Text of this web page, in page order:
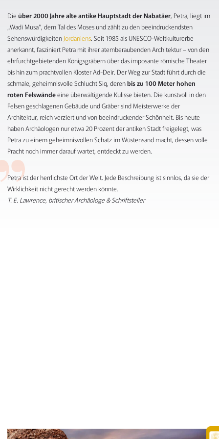
Die über 2000 Jahre alte antike Hauptstadt der Nabatäer, Petra, liegt im
„Wadi Musa“, dem Tal des Moses und zählt zu den beeindruckendsten
Sehenswürdigkeiten Jordaniens. Seit 1985 als UNESCO-Weltkulturerbe
anerkannt, fasziniert Petra mit ihrer atemberaubenden Architektur – von den
ehrfurchtgebietenden Königsgräbern über das imposante römische Theater
bis hin zum prachtvollen Kloster Ad-Deir. Der Weg zur Stadt führt durch die
schmale, geheimnisvolle Schlucht Siq, derenbis zu 100 Meter hohen
roten Felswändeeine überwältigende Kulisse bieten. Die kunstvoll in den
Felsen geschlagenen Gebäude und Gräber sind Meisterwerke der
Architektur, reich verziert und von beeindruckender Schönheit. Bis heute
haben Archäologen nur etwa 20 Prozent der antiken Stadt freigelegt, was
Petra zu einem geheimnisvollen Schatz im Wüstensand macht, dessen volle
Pracht noch immer darauf wartet, entdeckt zu werden.
Petra ist der herrlichste Ort der Welt. Jede Beschreibung ist sinnlos, da sie der
Wirklichkeit nicht gerecht werden könnte.
T. E. Lawrence, britischer Archäologe & Schriftsteller